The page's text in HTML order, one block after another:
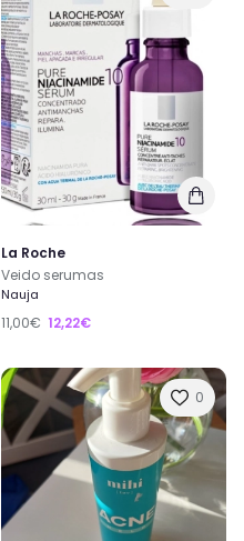
La Roche
Veido serumas
Nauja
11,00€ 12,22€
0